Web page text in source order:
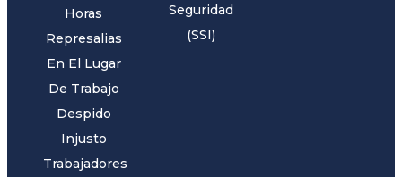
Horas
Represalias
En El Lugar
De Trabajo
Despido
Injusto
Trabajadores
Seguridad
(SSI)